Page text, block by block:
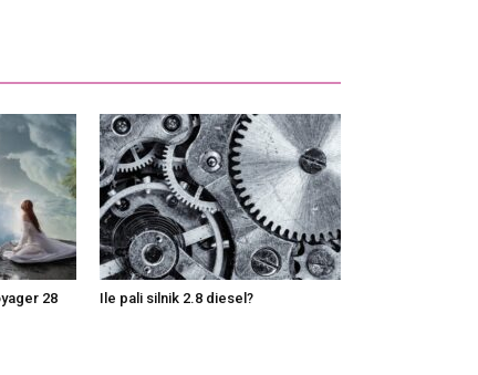
28
Ile pali silnik 2.8 diesel?